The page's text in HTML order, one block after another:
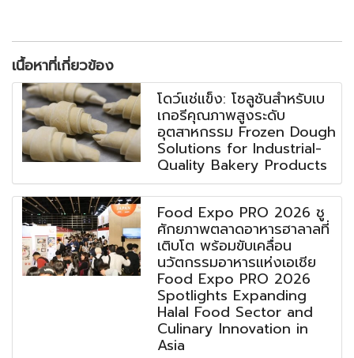
เนื้อหาที่เกี่ยวข้อง
โดว์แช่แข็ง: โซลูชันสำหรับเบ
เกอรีคุณภาพสูงระดับ
อุตสาหกรรม Frozen Dough
Solutions for Industrial-
Quality Bakery Products
Food Expo PRO 2026 ชู
ศักยภาพตลาดอาหารฮาลาลที่
เติบโต พร้อมขับเคลื่อน
นวัตกรรมอาหารแห่งเอเชีย
Food Expo PRO 2026
Spotlights Expanding
Halal Food Sector and
Culinary Innovation in
Asia